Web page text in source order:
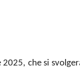
che si